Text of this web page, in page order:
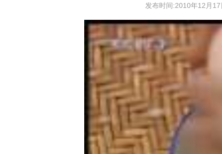
发布时间:2010年12月